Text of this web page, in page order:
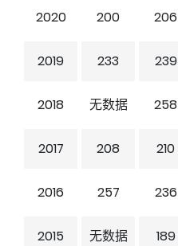
2020 200 206
2019 233 239
2018 无数据 258
2017 208 210
2016 257 236
2015 无数据 189